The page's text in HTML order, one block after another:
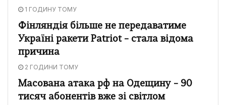
1 ГОДИНУ ТОМУ
Фінляндія більше не передаватиме
Україні ракети Patriot – стала відома
причина
2 ГОДИНИ ТОМУ
Масована атака рф на Одещину – 90
тисяч абонентів вже зі світлом